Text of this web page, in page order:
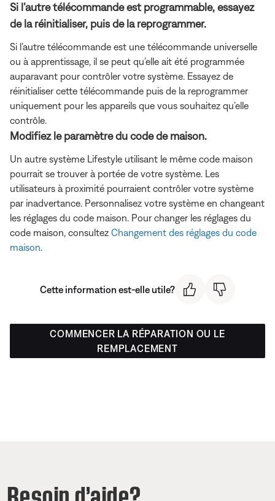
Si l’autre télécommande est programmable, essayez
de la réinitialiser, puis de la reprogrammer.
Si l’autre télécommande est une télécommande universelle
ou à apprentissage, il se peut qu’elle ait été programmée
auparavant pour contrôler votre système. Essayez de
réinitialiser cette télécommande puis de la reprogrammer
uniquement pour les appareils que vous souhaitez qu’elle
contrôle.
Modifiez le paramètre du code de maison.
Un autre système Lifestyle utilisant le même code maison
pourrait se trouver à portée de votre système. Les
utilisateurs à proximité pourraient contrôler votre système
par inadvertance. Personnalisez votre système en changeant
les réglages du code maison. Pour changer les réglages du
code maison, consultez Changement des réglages du code
maison.
Cette information est-elle utile?
COMMENCER LA RÉPARATION OU LE
REMPLACEMENT
Besoin d’aide?